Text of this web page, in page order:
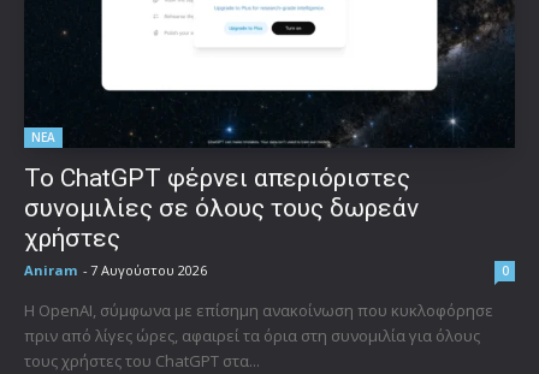
ΝΕΑ
Το ChatGPT φέρνει απεριόριστες
συνομιλίες σε όλους τους δωρεάν
χρήστες
Aniram - 7 Αυγούστου 2026 0
Η OpenAI, σύμφωνα με επίσημη ανακοίνωση που κυκλοφόρησε
πριν από λίγες ώρες, αφαιρεί τα όρια στη συνομιλία για όλους
τους χρήστες του ChatGPT στα...